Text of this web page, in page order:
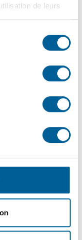
de leurs
du 3e versement